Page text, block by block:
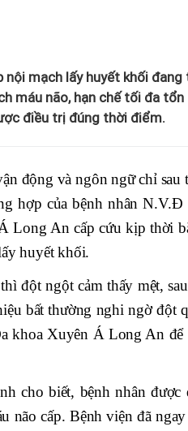
mạch lấy huyết khối đang
máu não, hạn chế tối đa tổn
điều trị đúng thời điểm.
động và ngôn ngữ chỉ sau
hợp của bệnh nhân N.V.Đ
Long An cấp cứu kịp thời
huyết khối.
đột ngột cảm thấy mệt,
bất thường nghi ngờ đột
khoa Xuyên Á Long An để
cho biết, bệnh nhân được
não cấp. Bệnh viện đã ngay